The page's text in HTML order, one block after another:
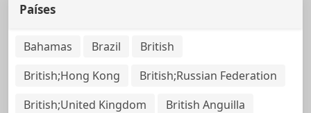
Países
Bahamas Brazil
British
British;Hong Kong
British;Russian Federation
British;United Kingdom
British Anguilla